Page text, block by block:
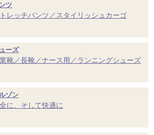
ツ
レッチパンツ／スタイリッシュカーゴ
ーズ
靴／長靴／ナース用／ランニングシューズ
ゾン
に、そして快適に